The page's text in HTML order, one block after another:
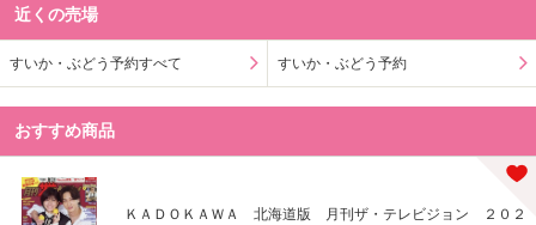
近くの売場
すいか・ぶどう予約すべて すいか・ぶどう予約
おすすめ商品
ＫＡＤＯＫＡＷＡ 北海道版 月刊ザ・テレビジョン ２０２